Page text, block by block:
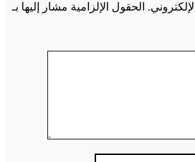
الحقول الإلزامية مشار إليها بـ